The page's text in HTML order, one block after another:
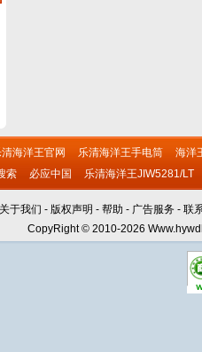
海洋王官网 乐清海洋王手电筒
海洋
索 必应中国 乐清海洋王JIW5281/LT
关于我们 - 版权声明 - 帮助 - 广告服务 - 联
CopyRight © 2010-2026